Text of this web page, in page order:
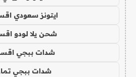
ايتونز سعودي
شحن يلا لودو
شدات ببجي
شدات ببجي